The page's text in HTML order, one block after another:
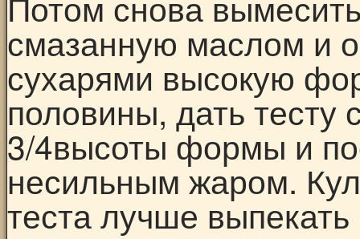
смазанную маслом и
сухарями высокую
половины, дать тесту
3/4высоты формы и
несильным жаром.
теста лучше